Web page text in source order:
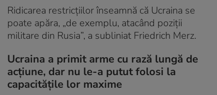
Ridicarea restricțiilor înseamnă că Ucraina se
poate apăra, „de exemplu, atacând poziții
militare din Rusia”, a subliniat Friedrich Merz.
Ucraina a primit arme cu rază lungă de
acțiune, dar nu le-a putut folosi la
capacitățile lor maxime